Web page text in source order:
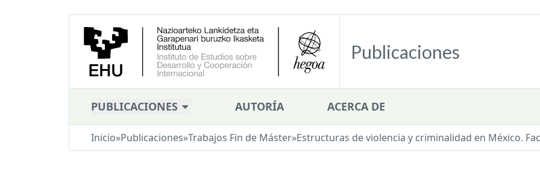
Publicaciones
PUBLICACIONES AUTORÍA ACERCA DE
Inicio»Publicaciones»Trabajos Fin de Máster»Estructuras de violencia y criminalidad en México.